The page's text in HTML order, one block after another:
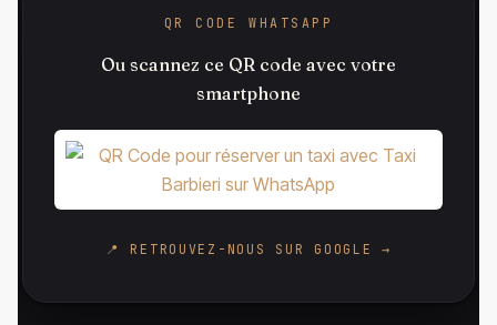
QR CODE WHATSAPP
Ou scannez ce QR code avec votre
smartphone
📍 RETROUVEZ-NOUS SUR GOOGLE →